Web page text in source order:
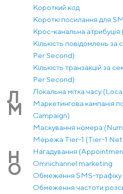
Короткий код
Короткі посилання для
Крос-канальна
Кількість повідомлень
Per Second)
Кількість транзакцій за
Per Second)
Л Локальна мітка часу
М
Маркетингова кампанія
Campaign)
Маскування номера
Мережа Tier-1 (Tier-1
Н Нагадування
О
Оmnichannel marketing
Обмеження SMS-
Обмеження частоти